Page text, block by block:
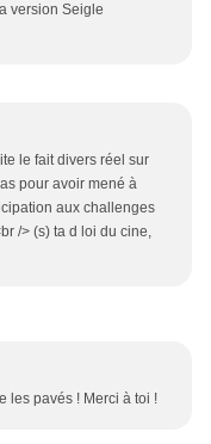
version Seigle
le fait divers réel sur
pour avoir mené à
aux challenges
/> (s) ta d loi du cine,
les pavés ! Merci à toi !